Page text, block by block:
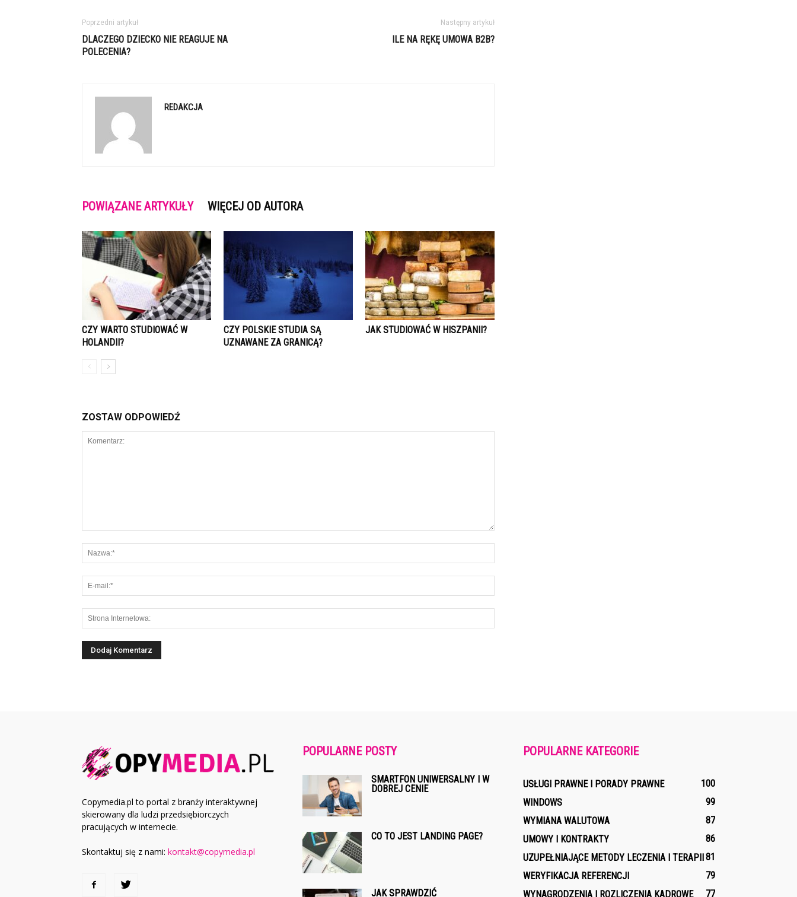
Poprzedni artykuł
DLACZEGO DZIECKO NIE REAGUJE NA
POLECENIA?
Następny artykuł
ILE NA RĘKĘ UMOWA B2B?
REDAKCJA
POWIĄZANE ARTYKUŁY WIĘCEJ OD AUTORA
CZY WARTO STUDIOWAĆ W
HOLANDII?
CZY POLSKIE STUDIA SĄ
UZNAWANE ZA GRANICĄ?
JAK STUDIOWAĆ W HISZPANII?
ZOSTAW ODPOWIEDŹ
Copymedia.pl to portal z branży interaktywnej
skierowany dla ludzi przedsiębiorczych
pracujących w internecie.
Skontaktuj się z nami: kontakt@copymedia.pl
POPULARNE POSTY
SMARTFON UNIWERSALNY I W
DOBREJ CENIE
CO TO JEST LANDING PAGE?
JAK SPRAWDZIĆ
POPULARNE KATEGORIE
USŁUGI PRAWNE I PORADY PRAWNE
100
WINDOWS
99
WYMIANA WALUTOWA
87
UMOWY I KONTRAKTY
86
UZUPEŁNIAJĄCE METODY LECZENIA I TERAPII81
WERYFIKACJA REFERENCJI
79
WYNAGRODZENIA I ROZLICZENIA KADROWE
77